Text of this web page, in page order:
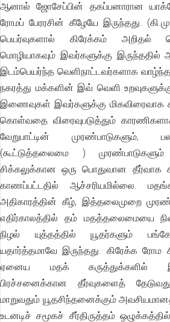
ஆனால் ஜோசேப்பின் தகப்பனாரான
ரோமப் பேரரசின் கீழேயே இருந்தது.
பெயர்வுகளால் கிரேக்கம் அறிதல்
மொழியாகவும் இவர்களுக்கு இருந்ததில்
இடம்பெயர்ந்த வெளிநாட்டவர்களாக
நகரத்து மக்களின் இவ் வெளி
இணைவுகள் இவர்களுக்கு மிகவிரைவாக
கொள்வதை விரைவுபடுத்தும்
வேறுபாட்டின்
(கூட்டுத்தலைமை ) முரண்பாடுகளும்
சிக்கலுக்கான ஒரு பொதுவான தீர்வாக
காணப்பட்டதில் ஆச்சரியமில்லை.
அதிகாரத்தின் கீழ், இத்தலைமுறை
எதிர்காலத்தில் தம் மதத்தலைமையை
நிழல் யுத்தத்தில் யூதர்களும்
யதார்த்தமாவே இருந்தது. கிரேக்க ரோம
ஏனைய மதக் கருத்துக்களில்
பிரச்சனைக்கான தீர்வுகளைத்
மாறுவதும் யூதசிந்தனைக்கும்
உடனடிச் சமூகச் சீர்திருத்தம்